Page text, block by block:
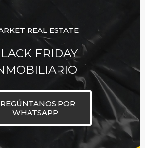
REAL ESTATE
FRIDAY
POR
WHATSAPP